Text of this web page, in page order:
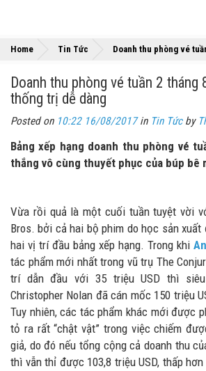
Home Tin Tức Doanh thu phòng vé
Doanh thu phòng vé tuần 2 tháng
thống trị dễ dàng
Posted on 10:22 16/08/2017in Tin Tứcby
Bảng xếp hạng doanh thu phòng vé
thắng vô cùng thuyết phục của búp bê
Vừa rồi quả là một cuối tuần tuyệt vời
Bros. bởi cả hai bộ phim do học sản xuất
hai vị trí đầu bảng xếp hạng. Trong khi
tác phẩm mới nhất trong vũ trụ The
trí dẫn đầu với 35 triệu USD thì siêu
Christopher Nolan đã cán mốc 150 triệu
Tuy nhiên, các tác phẩm khác mới được
tỏ ra rất “chật vật” trong việc chiếm
giả, do đó nếu tổng cộng cả doanh thu
thì vẫn thỉ được 103,8 triệu USD, thấp